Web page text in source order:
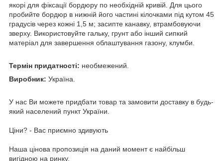
якорі для фіксації бордюру по необхідній кривій. Для цього
пробийте бордюр в нижній його частині кілочками під кутом 45
градусів через кожні 1,5 м; засипте канавку, втрамбовуючи
зверху. Використовуйте гальку, грунт або інший сипкий
матеріал для завершення облаштування газону, клумби.
Термін придатності: необмежений.
Виробник: Україна.
У наc Ви можете придбати товар та замовити доставку в будь-
який населений пункт України.
Ціни? - Вас приємно здивують
Наша цінова пропозиція на даний момент є найбільш
вигідною на ринку.